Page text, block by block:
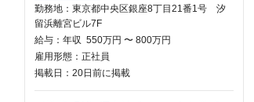
勤務地：東京都中央区銀座8丁目21番1号 汐
留浜離宮ビル7F
給与： 年収 550万円 〜 800万円
雇用形態：正社員
掲載日： 20日 前に掲載